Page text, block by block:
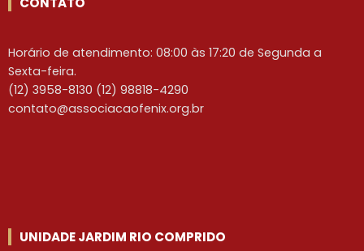
Horário de atendimento: 08:00 às 17:20 de Segunda a
Sexta-feira.
(12) 3958-8130 (12) 98818-4290
contato@associacaofenix.org.br
UNIDADE JARDIM RIO COMPRIDO